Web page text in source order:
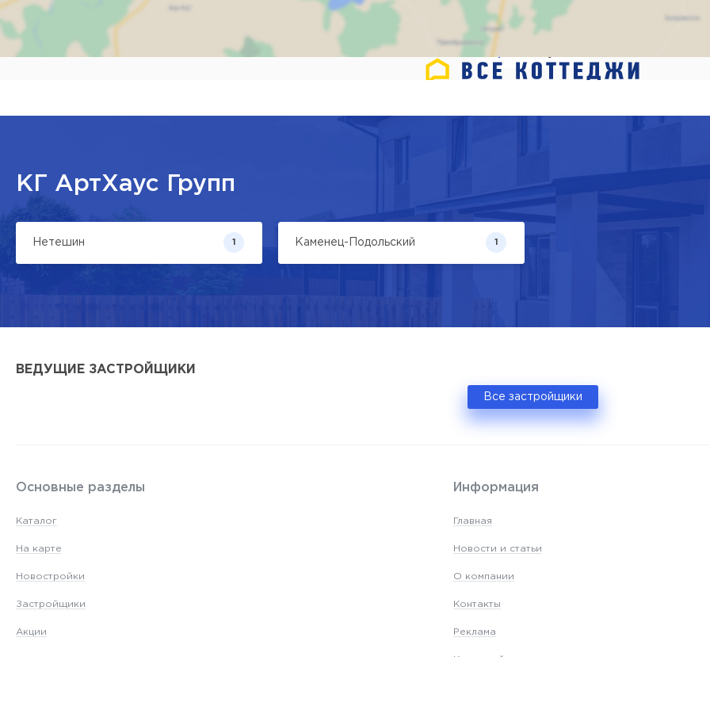
КГ АртХаус Групп
Нетешин 1 Каменец-Подольский 1
ВЕДУЩИЕ ЗАСТРОЙЩИКИ
Все застройщики
Основные разделы
Каталог
На карте
Новостройки
Застройщики
Акции
Информация
Главная
Новости и статьи
О компании
Контакты
Реклама
Карта сайта